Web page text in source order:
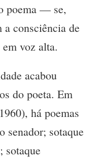
poema — se,
consciência de
voz alta.
acabou
do poeta. Em
há poemas
senador; sotaque
sotaque